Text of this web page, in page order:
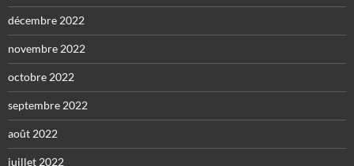
décembre 2022
novembre 2022
octobre 2022
septembre 2022
août 2022
juillet 2022